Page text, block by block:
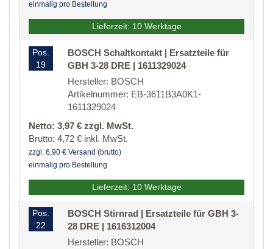
einmalig pro Bestellung
Lieferzeit: 10 Werktage
Pos.
19
BOSCH Schaltkontakt | Ersatzteile für
GBH 3-28 DRE | 1611329024
Hersteller: BOSCH
Artikelnummer: EB-3611B3A0K1-
1611329024
Netto: 3,97 € zzgl. MwSt.
Brutto: 4,72 € inkl. MwSt.
zzgl. 6,90 € Versand (brutto)
einmalig pro Bestellung
Lieferzeit: 10 Werktage
Pos.
22
BOSCH Stirnrad | Ersatzteile für GBH 3-
28 DRE | 1616312004
Hersteller: BOSCH